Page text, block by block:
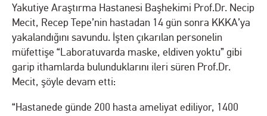
Yakutiye Araştırma Hastanesi Başhekimi Prof.Dr. Necip
Mecit, Recep Tepe’nin hastadan 14 gün sonra KKKA’ya
yakalandığını savundu. İşten çıkarılan personelin
müfettişe “Laboratuvarda maske, eldiven yoktu” gibi
garip ithamlarda bulunduklarını ileri süren Prof.Dr.
Mecit, şöyle devam etti:
“Hastanede günde 200 hasta ameliyat ediliyor, 1400